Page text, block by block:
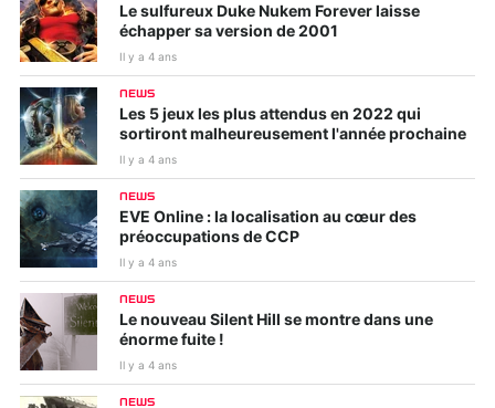
Le sulfureux Duke Nukem Forever laisse
échapper sa version de 2001
Il y a 4 ans
NEWS
Les 5 jeux les plus attendus en 2022 qui
sortiront malheureusement l'année prochaine
Il y a 4 ans
NEWS
EVE Online : la localisation au cœur des
préoccupations de CCP
Il y a 4 ans
NEWS
Le nouveau Silent Hill se montre dans une
énorme fuite !
Il y a 4 ans
NEWS